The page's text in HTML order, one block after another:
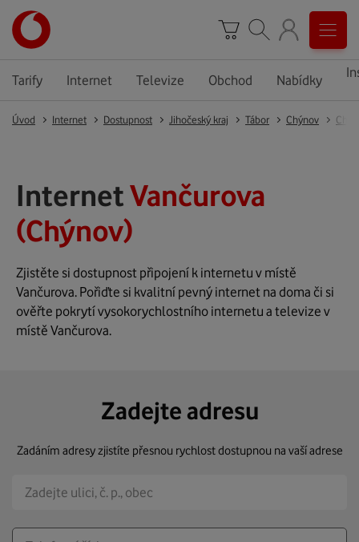
Tarify Internet Televize Obchod Nabídky
Úvod Internet Dostupnost Jihočeský kraj Tábor Chýnov
InternetVančurova
(Chýnov)
Zjistěte si dostupnost připojení k internetu v místě
Vančurova. Pořiďte si kvalitní pevný internet na doma či si
ověřte pokrytí vysokorychlostního internetu a televize v
místě Vančurova.
Zadejte adresu
Zadáním adresy zjistíte přesnou rychlost dostupnou na vaší adrese